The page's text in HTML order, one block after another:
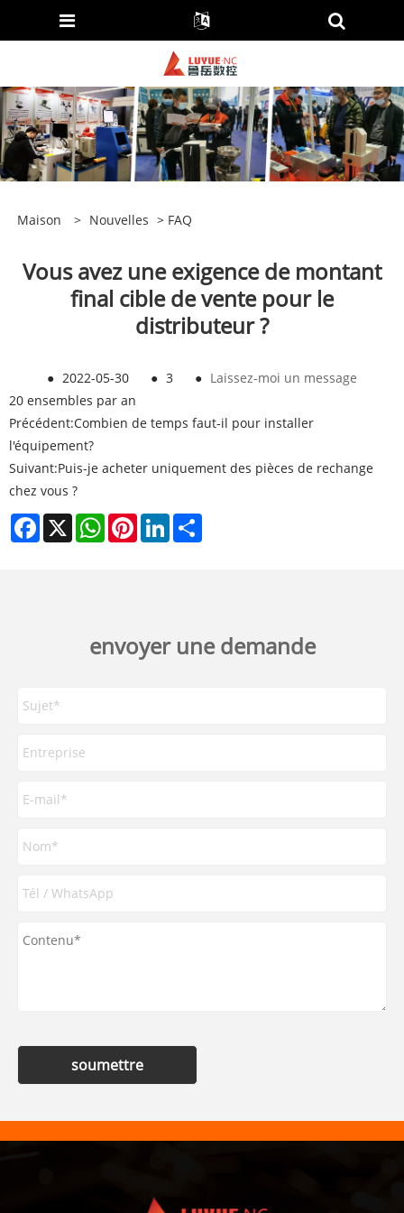
Maison > Nouvelles > FAQ
Vous avez une exigence de montant
final cible de vente pour le
distributeur ?
● 2022-05-30 ● 3 ● Laissez-moi un message
20 ensembles par an
Précédent:Combien de temps faut-il pour installer
l'équipement?
Suivant:Puis-je acheter uniquement des pièces de rechange
chez vous ?
Facebook
X WhatsAppPinterestLinkedIn
envoyer une demande
soumettre